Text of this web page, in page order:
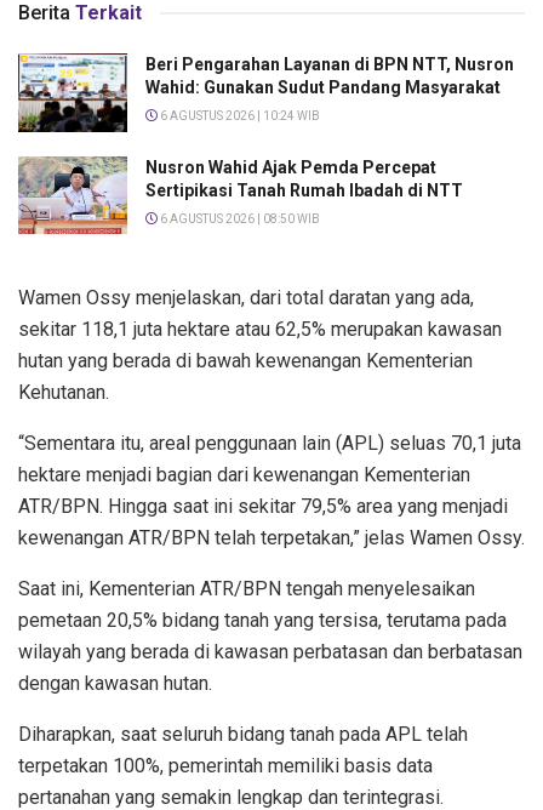
Berita Terkait
Beri Pengarahan Layanan di BPN NTT, Nusron
Wahid: Gunakan Sudut Pandang Masyarakat
6 AGUSTUS 2026 | 10:24 WIB
Nusron Wahid Ajak Pemda Percepat
Sertipikasi Tanah Rumah Ibadah di NTT
6 AGUSTUS 2026 | 08:50 WIB
Wamen Ossy menjelaskan, dari total daratan yang ada,
sekitar 118,1 juta hektare atau 62,5% merupakan kawasan
hutan yang berada di bawah kewenangan Kementerian
Kehutanan.
“Sementara itu, areal penggunaan lain (APL) seluas 70,1 juta
hektare menjadi bagian dari kewenangan Kementerian
ATR/BPN. Hingga saat ini sekitar 79,5% area yang menjadi
kewenangan ATR/BPN telah terpetakan,” jelas Wamen Ossy.
Saat ini, Kementerian ATR/BPN tengah menyelesaikan
pemetaan 20,5% bidang tanah yang tersisa, terutama pada
wilayah yang berada di kawasan perbatasan dan berbatasan
dengan kawasan hutan.
Diharapkan, saat seluruh bidang tanah pada APL telah
terpetakan 100%, pemerintah memiliki basis data
pertanahan yang semakin lengkap dan terintegrasi.